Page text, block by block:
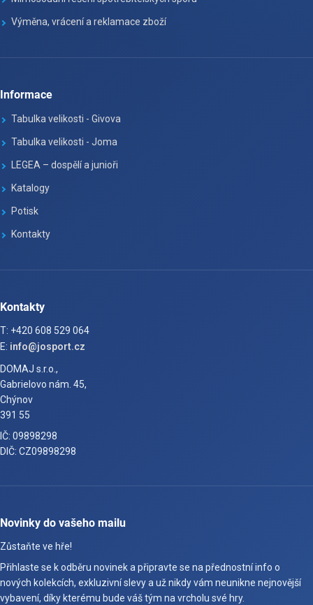
Výměna, vrácení a reklamace zboží
Informace
Tabulka velikosti - Givova
Tabulka velikosti - Joma
LEGEA – dospělí a junioři
Katalogy
Potisk
Kontakty
Kontakty
T: +420 608 529 064
E: info@josport.cz
DOMAJ s.r.o.,
Gabrielovo nám. 45,
Chýnov
391 55
IČ: 09898298
DIČ: CZ09898298
Novinky do vašeho mailu
Zůstaňte ve hře!
Přihlaste se k odběru novinek a připravte se na přednostní info o
nových kolekcích, exkluzivní slevy a už nikdy vám neunikne nejnovější
vybavení, díky kterému bude váš tým na vrcholu své hry.